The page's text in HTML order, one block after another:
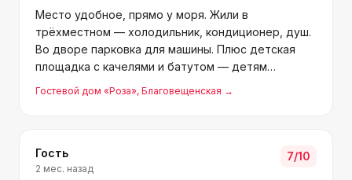
Место удобное, прямо у моря. Жили в
трёхместном — холодильник, кондиционер, душ.
Во дворе парковка для машины. Плюс детская
площадка с качелями и батутом — детям
радость. Спасибо за отдых, обязательно
Гостевой дом «Роза», Благовещенская →
Гость
2 мес. назад
7/10